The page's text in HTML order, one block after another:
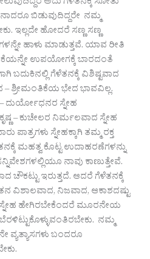
ಅದು ಗೆಳೆತನಕ್ಕೆ ಸೋತು
ಬಿಡುವುದಿದ್ದರೇ ನಮ್ಮ
ಇಲ್ಲದೇ ಹೋದರೆ ಸಣ್ಣ ಸಣ್ಣ
ಹಾಳು ಮಾಡುತ್ತವೆ. ಯಾವ ರೀತಿ
ಉಪಯೋಗಕ್ಕೆ ಬಾರದಂತೆ
ಬದುಕಿನಲ್ಲಿ ಗೆಳೆತನಕ್ಕೆ ವಿಶಿಷ್ಟವಾದ
ಶ್ರೀಮಂತಿಕೆಯ ಭೇದ ಭಾವವಿಲ್ಲ.
ದುರ್ಯೋಧನರ ಸ್ನೇಹ
– ಕುಚೇಲರ ನಿರ್ಮಲವಾದ ಸ್ನೇಹ
ಸ್ನೇಹಕ್ಕಾಗಿ ತಮ್ಮ ರಕ್ತ
ಮಹತ್ವ ಕೊಟ್ಟ ಉದಾಹರಣೆಗಳನ್ನು
ನಾವು ಕಾಣುತ್ತೇವೆ.
ಚೌಕಟ್ಟು ಇರುತ್ತದೆ. ಆದರೆ ಗೆಳೆತನಕ್ಕೆ
ವಿಶಾಲವಾದ, ನಿಜವಾದ, ಆಕಾಶದಷ್ಟು
ಸ್ನೇಹ ಹೇಗಿರಬೇಕೆಂದರೆ ಮೂರನೇಯ
ನಮ್ಮ
ವ್ಯತ್ಯಾಸಗಳು ಬಂದರೂ